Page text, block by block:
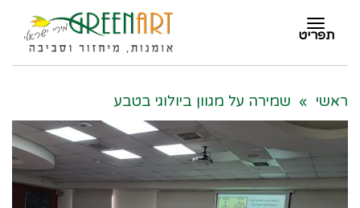
תפריט
תפריט
ראשי » שמירה על מגוון ביולוגי בטבע